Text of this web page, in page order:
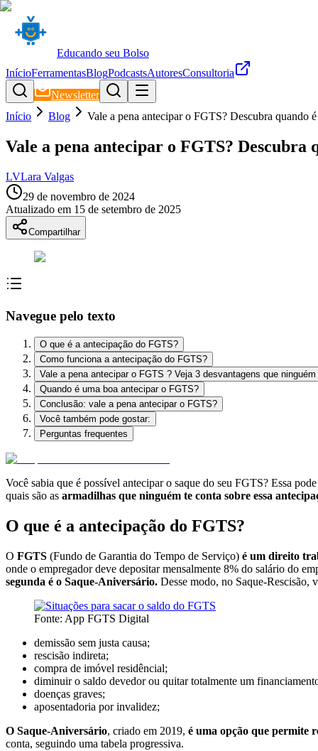
Educando seu Bolso
InícioFerramentasBlogPodcastsAutoresConsultoria
Newsletter
Início
Blog Vale a pena antecipar o FGTS? Descubra quando
Vale a pena antecipar o FGTS?
LVLara Valgas
29 de novembro de 2024
Atualizado em 15 de setembro de 2025
Compartilhar
Navegue pelo texto
O que é a antecipação do FGTS?
Como funciona a antecipação do FGTS?
Vale a pena antecipar o FGTS ? Veja 3 desvantagens que
Quando é uma boa antecipar o FGTS?
Conclusão: vale a pena antecipar o FGTS?
Você também pode gostar:
Perguntas frequentes
Você sabia que é possível antecipar o saque do seu FGTS? Essa
quais são as armadilhas que ninguém te conta sobre essa
O que é a antecipação do FGTS?
O FGTS (Fundo de Garantia do Tempo de Serviço) é um direito
onde o empregador deve depositar mensalmente 8% do salário do
segunda é o Saque-Aniversário. Desse modo, no Saque-Rescisão,
Fonte: App FGTS Digital
demissão sem justa causa;
rescisão indireta;
compra de imóvel residêncial;
diminuir o saldo devedor ou quitar totalmente um
doenças graves;
aposentadoria por invalidez;
O Saque-Aniversário, criado em 2019, é uma opção que permite
conta, seguindo uma tabela progressiva.